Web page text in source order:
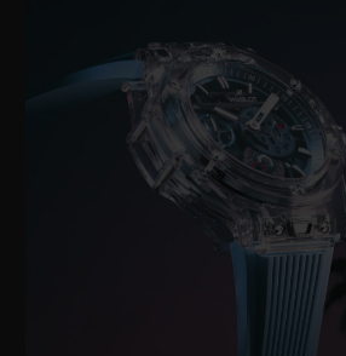
빅뱅
리로디드 블루 세라믹 44 MM
EUR 24,700 •